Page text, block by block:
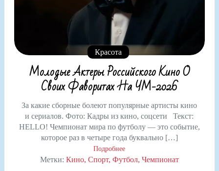
Красота
Молодые Актеры Российского Кино О
Своих Фаворитах На ЧМ-2026
За какие сборные болеют популярные артисты кино
и сериалов. Фото: Кадры из кино, соцсети Текст:
HELLO! Чемпионат мира по футболу — это событие,
которое раз в четыре года буквально […]
Подробнее
Метки: Кино Спорт Футбол Чемпионат